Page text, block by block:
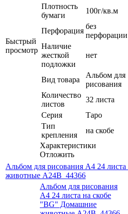
Быстрый
просмотр
Плотность
бумаги
100г/кв.м
Перфорация
без
перфорации
Наличие
жесткой
подложки
нет
Вид товара
Альбом для
рисования
Количество
листов
32 листа
Серия
Таро
Тип
крепления
на скобе
Характеристики
Отложить
Альбом для рисования А4 24
животные А24B_44366
Альбом для рисования
А4 24 листа на скобе
"BG" Домашние